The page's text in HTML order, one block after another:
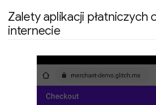
Zalety aplikacji płatniczych
internecie